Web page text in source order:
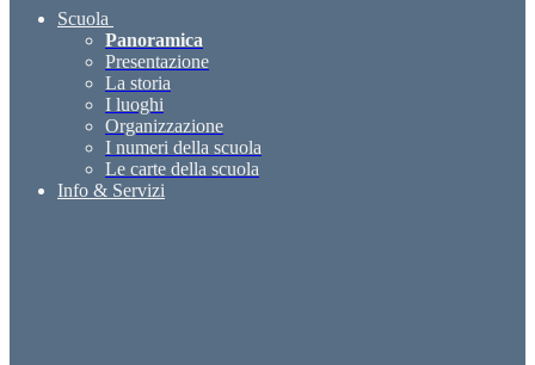
Scuola
Panoramica
Presentazione
La storia
I luoghi
Organizzazione
I numeri della scuola
Le carte della scuola
Info & Servizi